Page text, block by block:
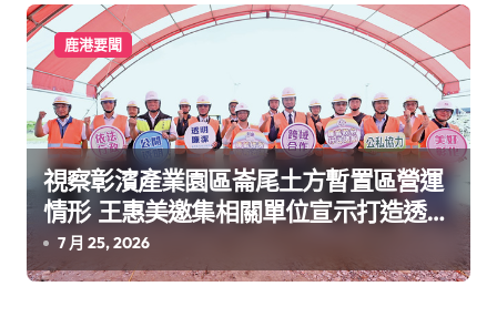
鹿港要聞
視察彰濱產業園區崙尾土方暫置區營運
情形 王惠美邀集相關單位宣示打造透明
廉政平台
7 月 25, 2026